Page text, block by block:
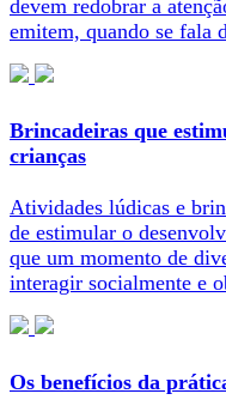
devem redobrar a
emitem, quando se fala
Brincadeiras que
crianças
Atividades lúdicas e
de estimular o
que um momento de
interagir socialmente e
Os benefícios da